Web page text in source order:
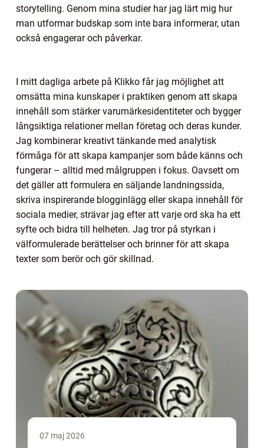
storytelling. Genom mina studier har jag lärt mig hur
man utformar budskap som inte bara informerar, utan
också engagerar och påverkar.
I mitt dagliga arbete på Klikko får jag möjlighet att
omsätta mina kunskaper i praktiken genom att skapa
innehåll som stärker varumärkesidentiteter och bygger
långsiktiga relationer mellan företag och deras kunder.
Jag kombinerar kreativt tänkande med analytisk
förmåga för att skapa kampanjer som både känns och
fungerar – alltid med målgruppen i fokus. Oavsett om
det gäller att formulera en säljande landningssida,
skriva inspirerande blogginlägg eller skapa innehåll för
sociala medier, strävar jag efter att varje ord ska ha ett
syfte och bidra till helheten. Jag tror på styrkan i
välformulerade berättelser och brinner för att skapa
texter som berör och gör skillnad.
07 maj 2026